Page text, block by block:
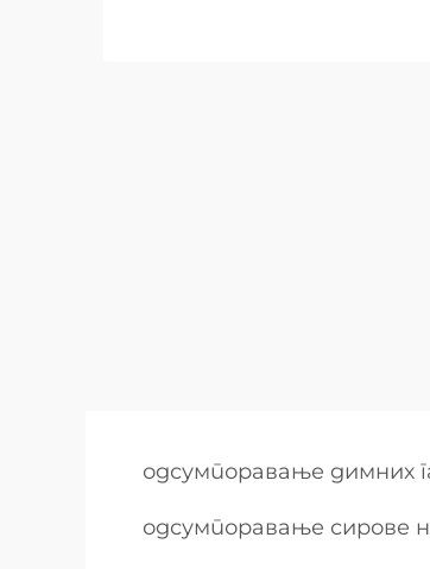
одсумпоравање димних
одсумпоравање сирове